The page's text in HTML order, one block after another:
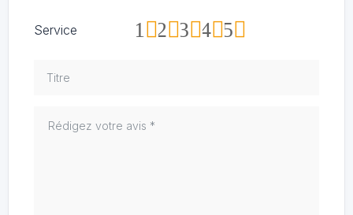
Service 5
4
3
2
1